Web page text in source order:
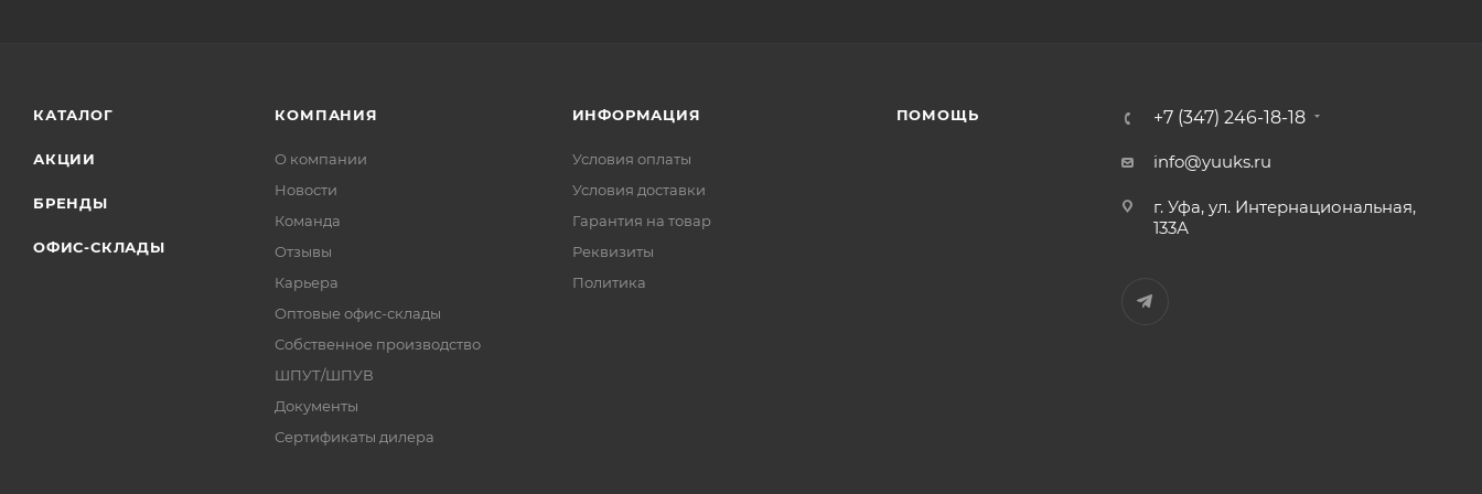
КАТАЛОГ
АКЦИИ
БРЕНДЫ
ОФИС-СКЛАДЫ
КОМПАНИЯ
О компании
Новости
Команда
Отзывы
Карьера
Оптовые офис-склады
Собственное производство
ШПУТ/ШПУВ
Документы
Сертификаты дилера
ИНФОРМАЦИЯ
Условия оплаты
Условия доставки
Гарантия на товар
Реквизиты
Политика
ПОМОЩЬ +7 (347) 246-18-18
info@yuuks.ru
г. Уфа, ул. Интернациональная,
133А